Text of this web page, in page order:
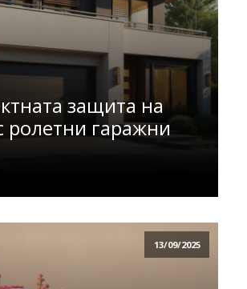
защита на
ролетни гаражни
13/09/2025